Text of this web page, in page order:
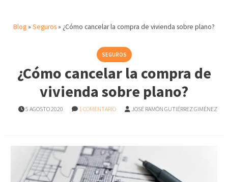
Blog» Seguros» ¿Cómo cancelar la compra de vivienda sobre plano?
SEGUROS
¿Cómo cancelar la compra de
vivienda sobre plano?
5 AGOSTO 2020 1 COMENTARIO JOSÉ RAMÓN GUTIÉRREZ GIMÉNEZ